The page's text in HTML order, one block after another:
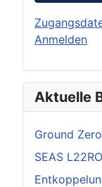
Anmelden
Aktuelle
Ground
SEAS